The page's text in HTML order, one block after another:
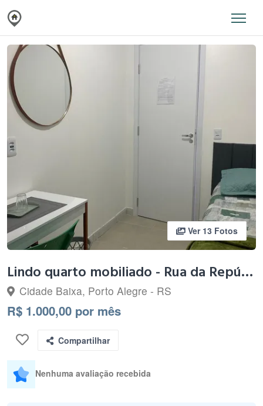
Ver 13 Fotos
Lindo quarto mobiliado - Rua da República
Cidade Baixa, Porto Alegre - RS
R$ 1.000,00 por mês
Compartilhar
Nenhuma avaliação recebida